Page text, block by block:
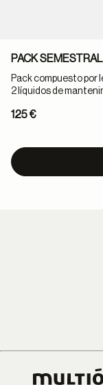
PACK
Pack compuesto por
2 líquidos de
125 €